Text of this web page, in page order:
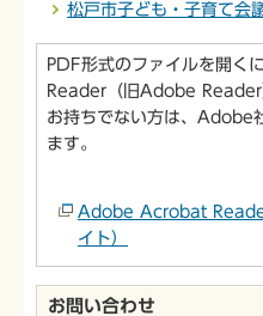
松戸市子ども・子育て会
PDF形式のファイルを開
Reader（旧Adobe Reader
お持ちでない方は、Adobe
ます。
Adobe Acrobat
イト）
お問い合わせ